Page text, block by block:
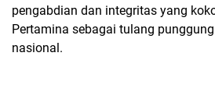
pengabdian dan integritas yang
Pertamina sebagai tulang
nasional.